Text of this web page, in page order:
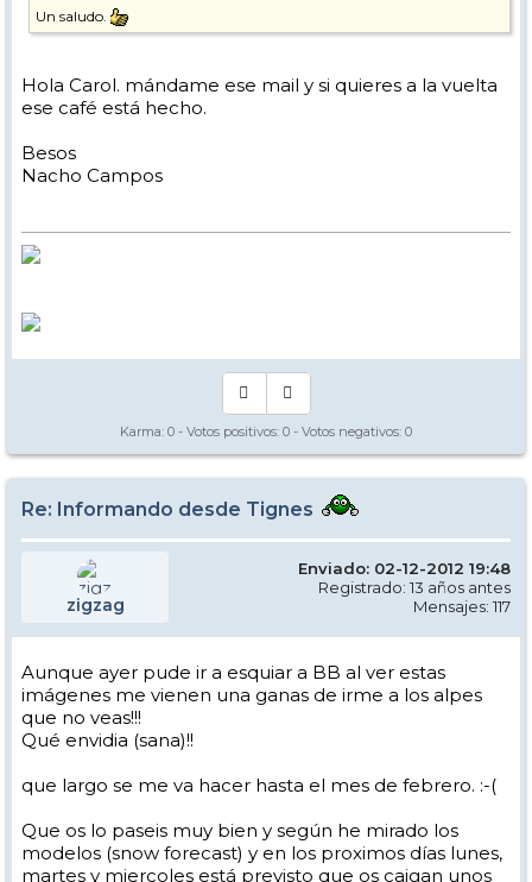
Un saludo.
Hola Carol. mándame ese mail y si quieres a la vuelta
ese café está hecho.
Besos
Nacho Campos
Karma: 0 - Votos positivos: 0 - Votos negativos: 0
Re: Informando desde Tignes
zigzag
Enviado: 02-12-2012 19:48
Registrado: 13 años antes
Mensajes: 117
Aunque ayer pude ir a esquiar a BB al ver estas
imágenes me vienen una ganas de irme a los alpes
que no veas!!!
Qué envidia (sana)!!
que largo se me va hacer hasta el mes de febrero. :-(
Que os lo paseis muy bien y según he mirado los
modelos (snow forecast) y en los proximos días lunes,
martes y miercoles está previsto que os caigan unos